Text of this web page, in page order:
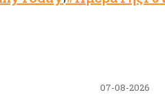
07-08-2026